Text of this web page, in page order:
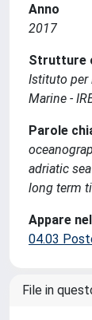
Anno
2017
Strutture
Istituto per
Marine -
Parole
adriatic sea
long term
Appare
04.03
File in